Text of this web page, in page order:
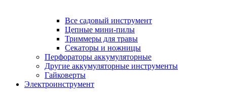
Все садовый инструмент
Цепные мини-пилы
Триммеры для травы
Секаторы и ножницы
Перфораторы аккумуляторные
Другие аккумуляторные инструменты
Гайковерты
Электроинструмент